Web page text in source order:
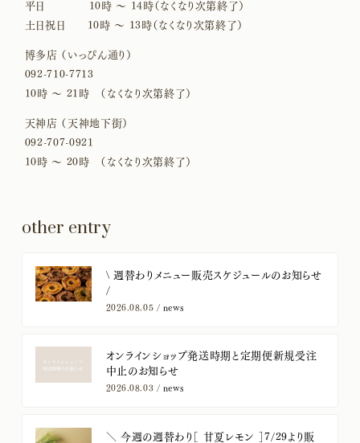
平日 10時 〜 14時（なくなり次第終了）
土日祝日 10時 〜 13時（なくなり次第終了）
博多店 （いっぴん通り）
092-710-7713
10時 〜 21時 （なくなり次第終了）
天神店 （天神地下街）
092-707-0921
10時 〜 20時 （なくなり次第終了）
other entry
​\ 週替わりメニュー販売スケジュールのお知らせ
/
2026.08.05 / news
オンラインショップ発送時期と定期便新規受注
中止のお知らせ
2026.08.03 / news
＼ 今週の週替わり［ 甘夏レモン ］7/29より販